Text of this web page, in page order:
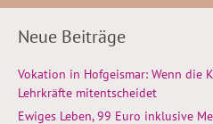
Neue Beiträge
Vokation in Hofgeismar: Wenn die
Lehrkräfte mitentscheidet
Ewiges Leben, 99 Euro inklusive